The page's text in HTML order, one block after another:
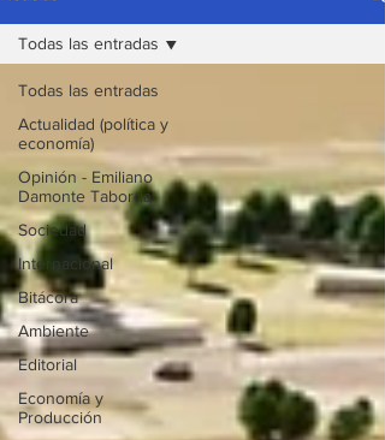
Todas las entradas
Actualidad (política y
economía)
Opinión - Emiliano
Damonte Taborda
Sociedad
Internacional
Bitácora
Ambiente
Editorial
Economía y
Producción
Todas las entradas